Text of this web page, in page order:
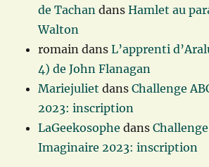
de Tachan dansHamlet au
Walton
romain dansL’apprenti
4) de John Flanagan
Mariejuliet dansChallenge
2023: inscription
LaGeekosophe dansChallenge
Imaginaire 2023: inscription